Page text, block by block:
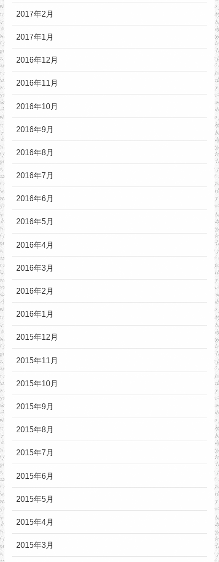
2017年2月
2017年1月
2016年12月
2016年11月
2016年10月
2016年9月
2016年8月
2016年7月
2016年6月
2016年5月
2016年4月
2016年3月
2016年2月
2016年1月
2015年12月
2015年11月
2015年10月
2015年9月
2015年8月
2015年7月
2015年6月
2015年5月
2015年4月
2015年3月